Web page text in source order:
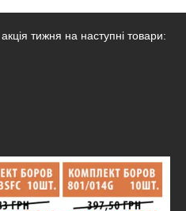
тижня на наступні товари: